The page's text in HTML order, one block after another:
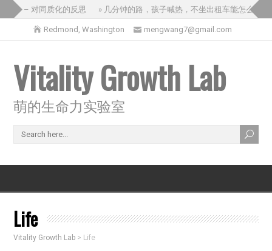
旅 – 对同质化的反思 » 几分钟的路，孩子喊热，不坐出租车能怎么办？
Redmond, Washington mengwang7@gmail.com
Vitality Growth Lab
萌的生命力实验室
Life
Vitality Growth Lab > Life